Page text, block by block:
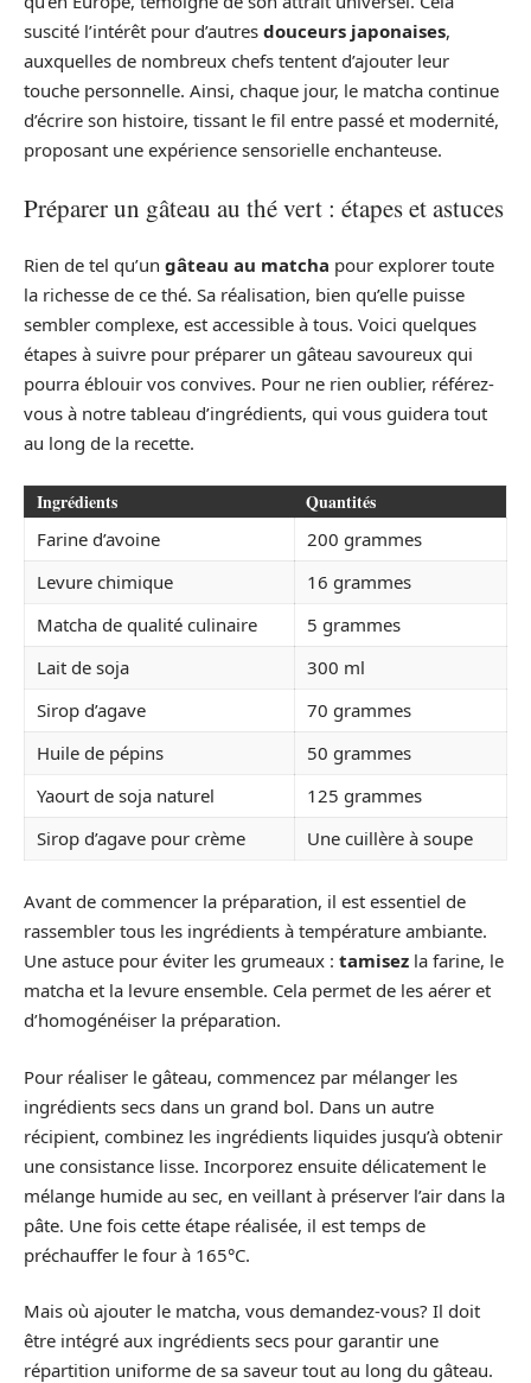
suscité l’intérêt pour d’autres douceurs japonaises,
auxquelles de nombreux chefs tentent d’ajouter leur
touche personnelle. Ainsi, chaque jour, le matcha continue
d’écrire son histoire, tissant le fil entre passé et modernité,
proposant une expérience sensorielle enchanteuse.
Préparer un gâteau au thé vert : étapes et astuces
Rien de tel qu’un gâteau au matcha pour explorer toute
la richesse de ce thé. Sa réalisation, bien qu’elle puisse
sembler complexe, est accessible à tous. Voici quelques
étapes à suivre pour préparer un gâteau savoureux qui
pourra éblouir vos convives. Pour ne rien oublier, référez-
vous à notre tableau d’ingrédients, qui vous guidera tout
au long de la recette.
Ingrédients Quantités
Farine d’avoine
200 grammes
Levure chimique
16 grammes
Matcha de qualité culinaire
5 grammes
Lait de soja
300 ml
Sirop d’agave
70 grammes
Huile de pépins
50 grammes
Yaourt de soja naturel
125 grammes
Sirop d’agave pour crème
Une cuillère à soupe
Avant de commencer la préparation, il est essentiel de
rassembler tous les ingrédients à température ambiante.
Une astuce pour éviter les grumeaux : tamisez la farine, le
matcha et la levure ensemble. Cela permet de les aérer et
d’homogénéiser la préparation.
Pour réaliser le gâteau, commencez par mélanger les
ingrédients secs dans un grand bol. Dans un autre
récipient, combinez les ingrédients liquides jusqu’à obtenir
une consistance lisse. Incorporez ensuite délicatement le
mélange humide au sec, en veillant à préserver l’air dans la
pâte. Une fois cette étape réalisée, il est temps de
préchauffer le four à 165°C.
Mais où ajouter le matcha, vous demandez-vous? Il doit
être intégré aux ingrédients secs pour garantir une
répartition uniforme de sa saveur tout au long du gâteau.